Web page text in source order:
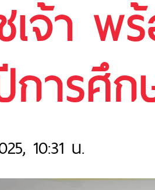
เจ้า พ
ารศึก
10:31 น.